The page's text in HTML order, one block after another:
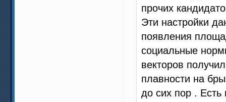
прочих
Эти настройки
появления
социальные
векторов
плавности на
до сих пор .